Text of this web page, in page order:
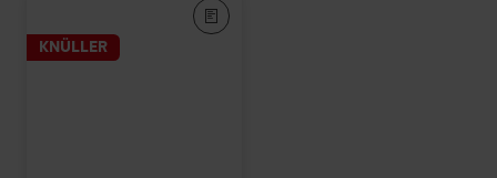
KNÜLLER